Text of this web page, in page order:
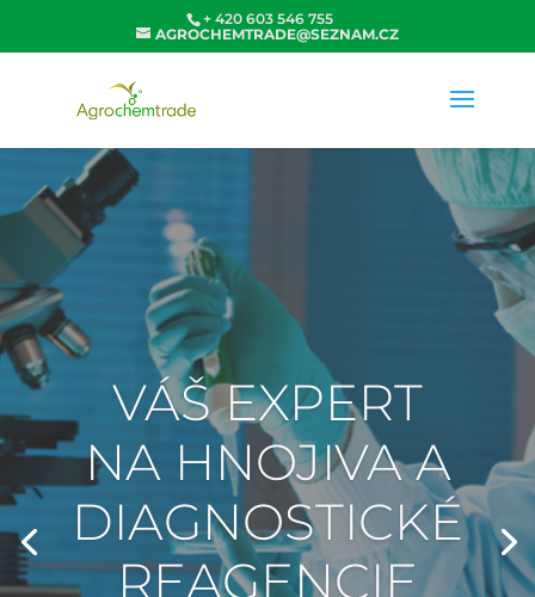
+ 420 603 546 755
AGROCHEMTRADE@SEZNAM.CZ